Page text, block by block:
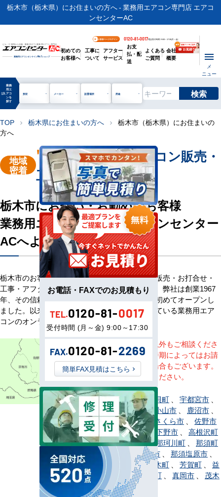
栃木市（栃木県）にお住まいの方へ - 業務用エアコン専門店 エアコ
ンセンターAC
ビル・工場用から店舗・事務所まで | 業務用エアコン専門店
業務用エアコンオンラインNo.1ショップ
お客様ページログイン 0120-81-0017電話受付時間 / 9:00～17:30(月～金)
初めての
お客様へ
工事に
ついて
アフター
サービス
お支
払・配
送
よくある
ご質問
会社
概要
メ
ニュー
manage_search
業務
用エ
アコ
ンを
探す
形状 メーカー 設置場所 用途 検索
TOP chevron_right 栃木県にお住まいの方へ chevron_right
栃木市（栃木県）にお住まいの
方へ
地域
密着
"栃木市"業務用エアコン販売・
工事を承ります
栃木市にお住い・お勤めのお客様
業務用エアコン専門店エアコンセンター
ACへようこそ
栃木市のお客様へ業務用エアコン・空調機器の販売・お打合せ・
工事・アフターサービスまで一貫して承ります。弊社は創業1967
年、その信頼を基に空調のネット販売を日本で初めてオープンし
ました。以来、皆様にご信頼・ご愛顧いただいている業務用エア
コンのオンラインショップです。
※記載地域以外もご相談くださ
い。地域・時期によってはお請
けできない場合もございます。
直接ご相談ください。
足利市、市貝町 宇都宮市
大田原市、 小山市 鹿沼市
上三川町、 さくら市
佐野市
、塩谷町、 下野市
高根沢町
、栃木市、 那珂川町
那須町
、
那須烏山市 那須塩原市
日光市、野木町 芳賀町
益
子町 、壬生町 真岡市
茂木
町、矢板市
お電話・FAXでのお見積もり
TEL.0120-81-0017
受付時間 (月～金) 9:00～17:30
FAX.0120-81-2269
簡単FAX見積はこちら